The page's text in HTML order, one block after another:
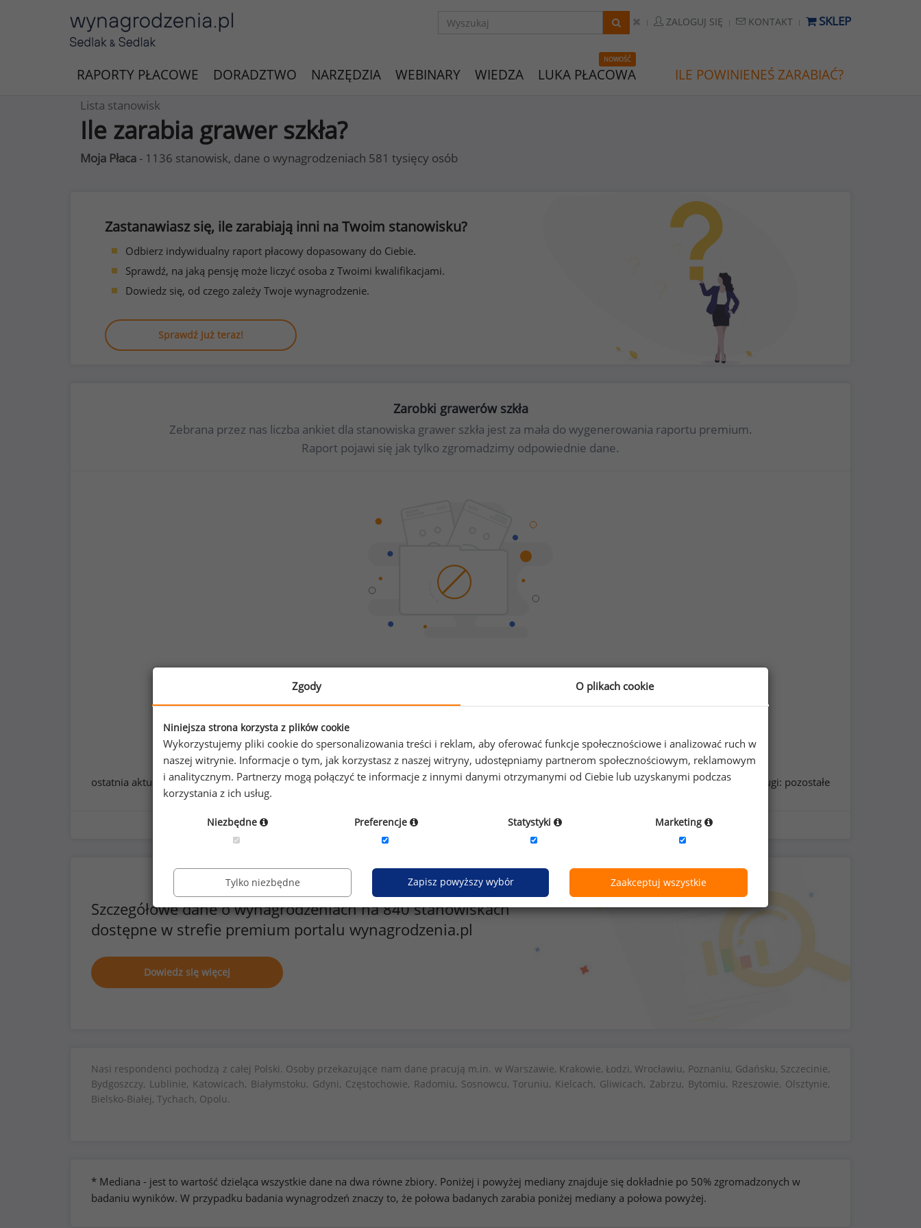
ZALOGUJ SIĘ KONTAKT SKLEP
RAPORTY PŁACOWE DORADZTWO NARZĘDZIA WEBINARY WIEDZA
NOWOŚĆ
LUKA PŁACOWA ILE POWINIENEŚ ZARABIAĆ?
Lista stanowisk
Ile zarabia grawer szkła?
Moja Płaca - 1136 stanowisk, dane o wynagrodzeniach 581 tysięcy osób
Zastanawiasz się, ile zarabiają inni na Twoim stanowisku?
Odbierz indywidualny raport płacowy dopasowany do Ciebie.
Sprawdź, na jaką pensję może liczyć osoba z Twoimi kwalifikacjami.
Dowiedz się, od czego zależy Twoje wynagrodzenie.
Sprawdź już teraz!
Zarobki grawerów szkła
Zebrana przez nas liczba ankiet dla stanowiska grawer szkła jest za mała do wygenerowania raportu premium.
Raport pojawi się jak tylko zgromadzimy odpowiednie dane.
Sprawdź ile powinieneś zarabiać
ostatnia aktualizacja:styczeń 2026 grupa stanowisk: usługi: pozostałe
Szczegółowe dane o wynagrodzeniach na 840 stanowiskach
dostępne w strefie premium portalu wynagrodzenia.pl
Dowiedz się więcej
Nasi respondenci pochodzą z całej Polski. Osoby przekazujące nam dane pracują m.in. w Warszawie, Krakowie, Łodzi, Wrocławiu, Poznaniu, Gdańsku, Szczecinie,
Bydgoszczy, Lublinie, Katowicach, Białymstoku, Gdyni, Częstochowie, Radomiu, Sosnowcu, Toruniu, Kielcach, Gliwicach, Zabrzu, Bytomiu, Rzeszowie, Olsztynie,
Bielsko-Białej, Tychach, Opolu.
* Mediana - jest to wartość dzieląca wszystkie dane na dwa równe zbiory. Poniżej i powyżej mediany znajduje się dokładnie po 50% zgromadzonych w
badaniu wyników. W przypadku badania wynagrodzeń znaczy to, że połowa badanych zarabia poniżej mediany a połowa powyżej.
Zgody O plikach cookie
Niniejsza strona korzysta z plików cookie
Wykorzystujemy pliki cookie do spersonalizowania treści i reklam, aby oferować funkcje społecznościowe i analizować ruch w
naszej witrynie. Informacje o tym, jak korzystasz z naszej witryny, udostępniamy partnerom społecznościowym, reklamowym
i analitycznym. Partnerzy mogą połączyć te informacje z innymi danymi otrzymanymi od Ciebie lub uzyskanymi podczas
korzystania z ich usług.
Niezbędne Preferencje Statystyki Marketing
Tylko niezbędne Zapisz powyższy wybór Zaakceptuj wszystkie